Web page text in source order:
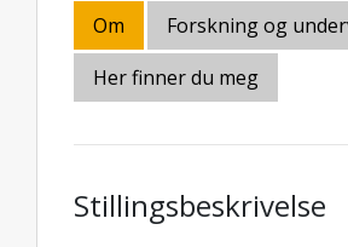
Om
Forskning og
Her finner du meg
Stillingsbeskrivelse